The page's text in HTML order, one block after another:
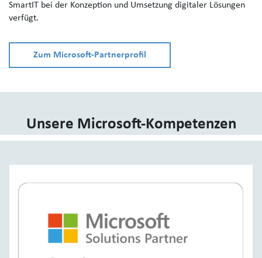
SmartIT bei der Konzeption und Umsetzung digitaler Lösungen
verfügt.
Zum Microsoft-Partnerprofil
Unsere Microsoft-Kompetenzen